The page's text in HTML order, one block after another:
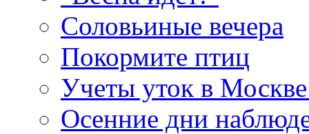
Соловьиные вечера
Покормите птиц
Учеты уток в
Осенние дни